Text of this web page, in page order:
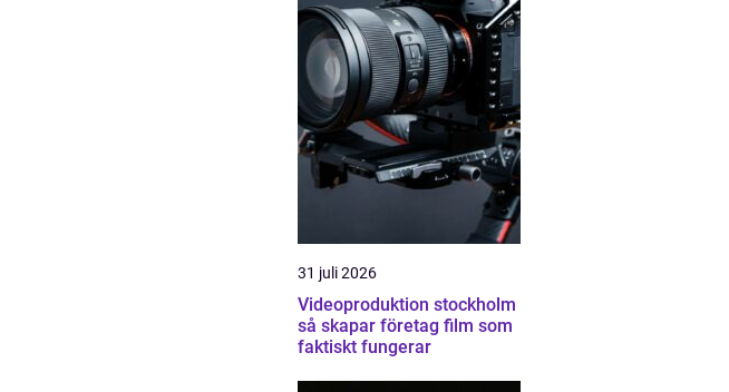
31 juli 2026
Videoproduktion stockholm
så skapar företag film som
faktiskt fungerar